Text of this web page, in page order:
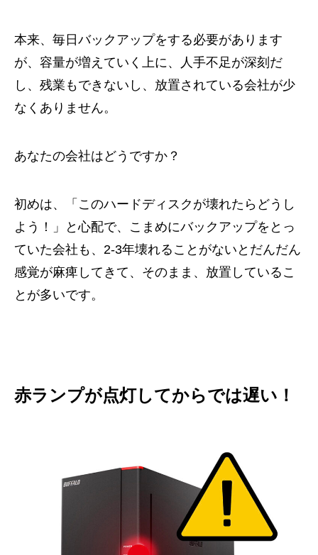
本来、毎日バックアップをする必要があります
が、容量が増えていく上に、人手不足が深刻だ
し、残業もできないし、放置されている会社が少
なくありません。
あなたの会社はどうですか？
初めは、「このハードディスクが壊れたらどうし
よう！」と心配で、こまめにバックアップをとっ
ていた会社も、2-3年壊れることがないとだんだん
感覚が麻痺してきて、そのまま、放置しているこ
とが多いです。
赤ランプが点灯してからでは遅い！